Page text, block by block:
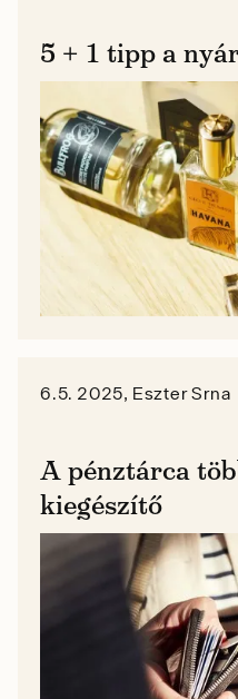
5 + 1 tipp a
6.5. 2025, Eszter Srna
A pénztárca
kiegészítő